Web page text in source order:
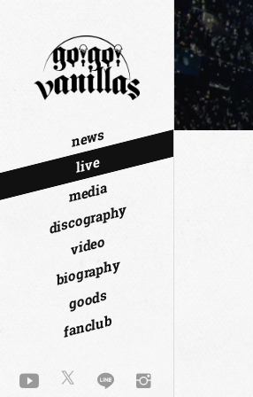
news
live
media
discography
video
biography
goods
fanclub